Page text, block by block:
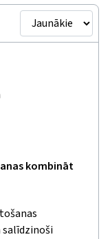
kombināt
salīdzinoši